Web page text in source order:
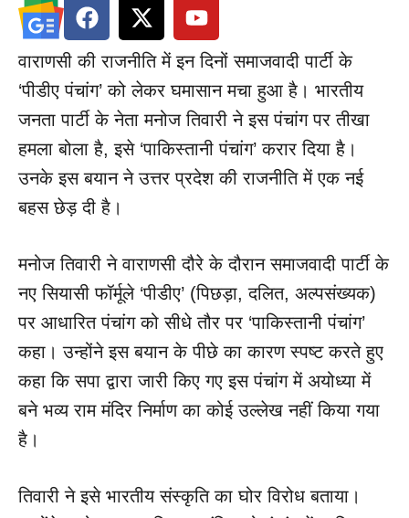
वाराणसी की राजनीति में इन दिनों समाजवादी पार्टी के
‘पीडीए पंचांग’ को लेकर घमासान मचा हुआ है। भारतीय
जनता पार्टी के नेता मनोज तिवारी ने इस पंचांग पर तीखा
हमला बोला है, इसे ‘पाकिस्तानी पंचांग’ करार दिया है।
उनके इस बयान ने उत्तर प्रदेश की राजनीति में एक नई
बहस छेड़ दी है।
मनोज तिवारी ने वाराणसी दौरे के दौरान समाजवादी पार्टी के
नए सियासी फॉर्मूले ‘पीडीए’ (पिछड़ा, दलित, अल्पसंख्यक)
पर आधारित पंचांग को सीधे तौर पर ‘पाकिस्तानी पंचांग’
कहा। उन्होंने इस बयान के पीछे का कारण स्पष्ट करते हुए
कहा कि सपा द्वारा जारी किए गए इस पंचांग में अयोध्या में
बने भव्य राम मंदिर निर्माण का कोई उल्लेख नहीं किया गया
है।
तिवारी ने इसे भारतीय संस्कृति का घोर विरोध बताया।